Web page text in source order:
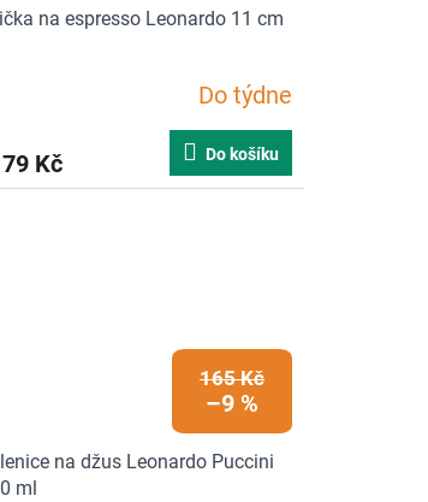
na espresso Leonardo 11 cm
Do týdne
79 Kč Do košíku
165 Kč
–9 %
na džus Leonardo Puccini
ml